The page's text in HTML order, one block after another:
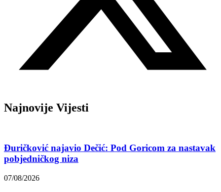
Najnovije Vijesti
Đuričković najavio Dečić: Pod Goricom za nastavak
pobjedničkog niza
07/08/2026